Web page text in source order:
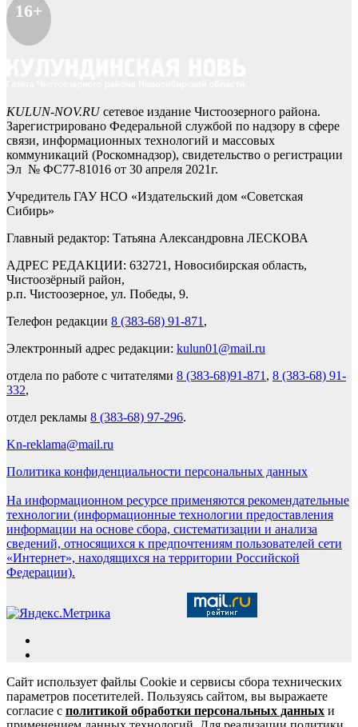
16+
KULUN-NOV.RUсетевое издание Чистоозерного района.
Зарегистрировано Федеральной службой по надзору в сфере
связи, информационных технологий и массовых
коммуникаций (Роскомнадзор), свидетельство о регистрации
Эл № ФС77-81016 от 30 апреля 2021г.
Учредитель ГАУ НСО «Издательский дом «Советская
Сибирь»
Главный редактор: Татьяна Александровна ЛЕСКОВА
АДРЕС РЕДАКЦИИ: 632721, Новосибирская область,
Чистоозёрный район,
р.п. Чистоозерное, ул. Победы, 9.
Телефон редакции 8 (383-68) 91-871 ,
Электронный адрес редакции: kulun01@mail.ru
отдела по работе с читателями 8 (383-68)91-871 , 8 (383-68) 91-
332,
отдел рекламы 8 (383-68) 97-296.
Kn-reklama@mail.ru
Политика конфиденциальности персональных данных
На информационном ресурсе применяются рекомендательные
технологии (информационные технологии предоставления
информации на основе сбора, систематизации и анализа
сведений, относящихся к предпочтениям пользователей сети
«Интернет», находящихся на территории Российской
Федерации).
Сайт использует файлы Cookie и сервисы сбора технических
параметров посетителей. Пользуясь сайтом, вы выражаете
согласие с политикой обработки персональных данных и